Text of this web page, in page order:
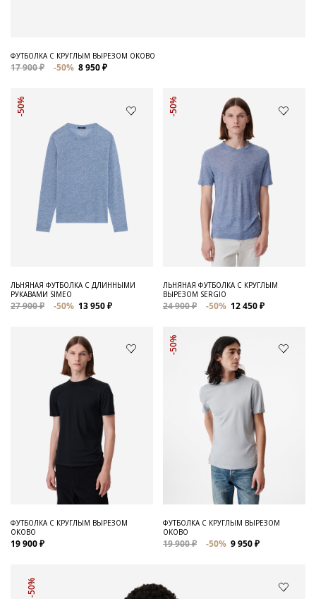
ФУТБОЛКА С КРУГЛЫМ ВЫРЕЗОМ OKOBO
17 900 ₽ -50% 8 950 ₽
-50%
ЛЬНЯНАЯ ФУТБОЛКА С ДЛИННЫМИ
РУКАВАМИ SIMEO
27 900 ₽ -50% 13 950 ₽
-50%
ЛЬНЯНАЯ ФУТБОЛКА С КРУГЛЫМ
ВЫРЕЗОМ SERGIO
24 900 ₽ -50% 12 450 ₽
ФУТБОЛКА С КРУГЛЫМ ВЫРЕЗОМ
OKOBO
19 900 ₽
-50%
ФУТБОЛКА С КРУГЛЫМ ВЫРЕЗОМ
OKOBO
19 900 ₽ -50% 9 950 ₽
-50%